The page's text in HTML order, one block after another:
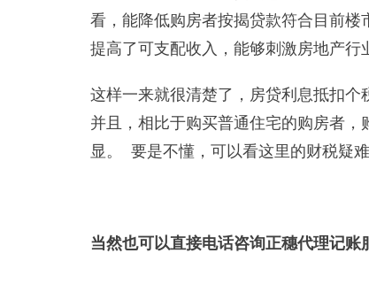
看，能降低购房者按揭贷款符合目前
提高了可支配收入，能够刺激房地产行
这样一来就很清楚了，房贷利息抵扣个
并且，相比于购买普通住宅的购房者
显。 要是不懂，可以看这里的财税疑难
当然也可以直接电话咨询正穗代理记账